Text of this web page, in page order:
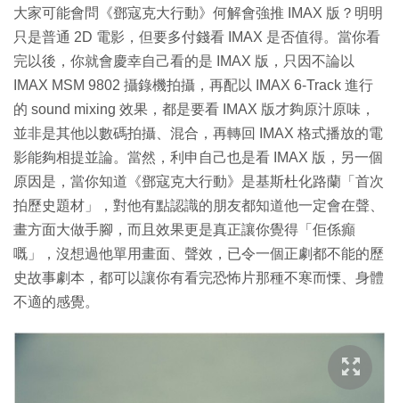
大家可能會問《鄧寇克大行動》何解會強推 IMAX 版？明明
只是普通 2D 電影，但要多付錢看 IMAX 是否值得。當你看
完以後，你就會慶幸自己看的是 IMAX 版，只因不論以
IMAX MSM 9802 攝錄機拍攝，再配以 IMAX 6-Track 進行
的 sound mixing 效果，都是要看 IMAX 版才夠原汁原味，
並非是其他以數碼拍攝、混合，再轉回 IMAX 格式播放的電
影能夠相提並論。當然，利申自己也是看 IMAX 版，另一個
原因是，當你知道《鄧寇克大行動》是基斯杜化路蘭「首次
拍歷史題材」，對他有點認識的朋友都知道他一定會在聲、
畫方面大做手腳，而且效果更是真正讓你覺得「佢係癲
嘅」，沒想過他單用畫面、聲效，已令一個正劇都不能的歷
史故事劇本，都可以讓你有看完恐怖片那種不寒而慄、身體
不適的感覺。